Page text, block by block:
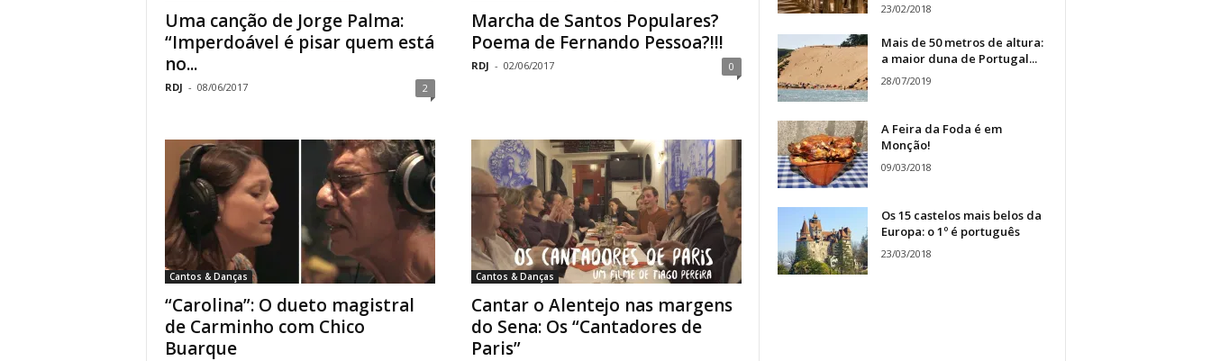
l
Uma canção de Jorge Palma:
“Imperdoável é pisar quem está
no...
RDJ - 08/06/2017 2
Marcha de Santos Populares?
Poema de Fernando Pessoa?!!!
RDJ - 02/06/2017 0
Cantos & Danças
“Carolina”: O dueto magistral
de Carminho com Chico
Buarque
Cantos & Danças
Cantar o Alentejo nas margens
do Sena: Os “Cantadores de
Paris”
23/02/2018
Mais de 50 metros de altura:
a maior duna de Portugal...
28/07/2019
A Feira da Foda é em
Monção!
09/03/2018
Os 15 castelos mais belos da
Europa: o 1º é português
23/03/2018